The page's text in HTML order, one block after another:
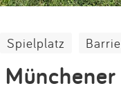
Spielplatz